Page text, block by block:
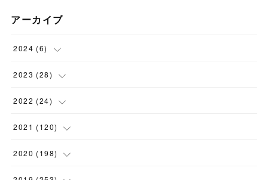
アーカイブ
2024 (6)
(1)
(1 )
(1)
( 1 )
2023 (28)
(2)
(1)
(1)
(2 )
2022 (24)
(5)
(2)
(2)
2021 (120)
(12)
(3)
2020 (198)